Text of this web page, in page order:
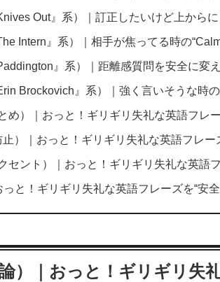
Out』系）｜訂正したいけど上から
Intern』系）｜相手が焦ってる時の
』系）｜距離感質問を安全に変
Brockovich』系）｜強く言いそうな時
め）｜おっと！ギリギリ失礼な英語フレ
）｜おっと！ギリギリ失礼な英語フレー
セント）｜おっと！ギリギリ失礼な英語
と！ギリギリ失礼な英語フレーズを“安
）｜おっと！ギリギリ失